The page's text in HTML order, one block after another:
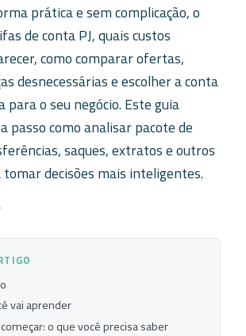
prática e sem complicação, o
de conta PJ, quais custos
como comparar ofertas,
desnecessárias e escolher a conta
para o seu negócio. Este guia
passo como analisar pacote de
saques, extratos e outros
decisões mais inteligentes.
vai aprender
o que você precisa saber